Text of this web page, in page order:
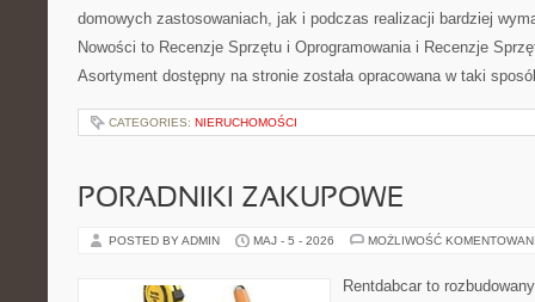
domowych zastosowaniach, jak i podczas realizacji bardziej
Nowości to Recenzje Sprzętu i Oprogramowania i Recenzje
Asortyment dostępny na stronie została opracowana w taki
CATEGORIES: NIERUCHOMOŚCI
PORADNIKI ZAKUPOWE
POSTED BY ADMIN MAJ - 5 - 2026 MOŻLIWOŚĆ
Rentdabcar to